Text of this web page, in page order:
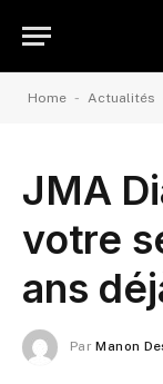
Home - Actualités
JMA
votre
ans
Par Manon